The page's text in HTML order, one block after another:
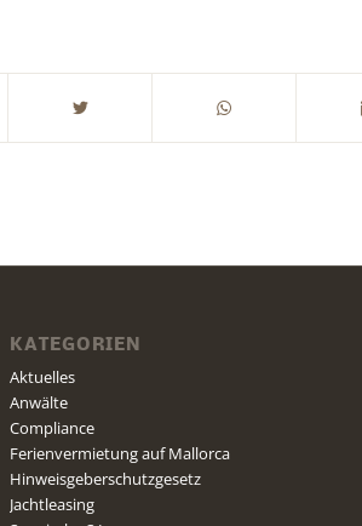
KATEGORIEN
Aktuelles
Anwälte
Compliance
Ferienvermietung auf Mallorca
Hinweisgeberschutzgesetz
Jachtleasing